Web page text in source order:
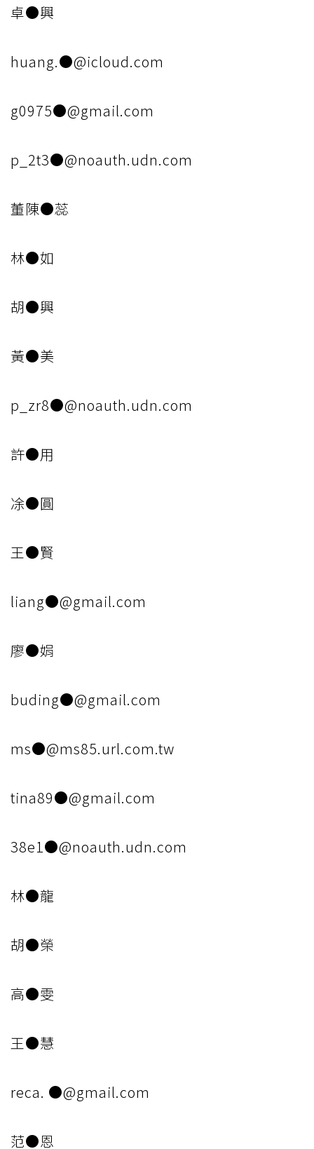
卓●興
huang.●@icloud.com
g0975●@gmail.com
p_2t3●@noauth.udn.com
董陳●蕊
林●如
胡●興
黃●美
p_zr8●@noauth.udn.com
許●用
凃●圓
王●賢
liang●@gmail.com
廖●娟
buding●@gmail.com
ms●@ms85.url.com.tw
tina89●@gmail.com
38e1●@noauth.udn.com
林●龍
胡●榮
高●雯
王●慧
reca. ●@gmail.com
范●恩